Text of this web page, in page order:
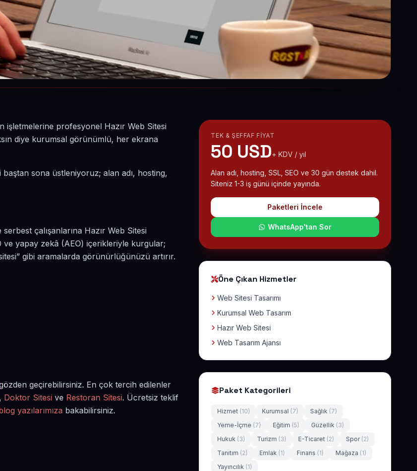
işletmelerine profesyonel Hazır Web Sitesi
diye kurumsal görünümlü, her ekrana
sona üstleniyoruz; alan adı, hosting,
çalışanlarına Hazır Web Sitesi
yapay zekâ (AEO) içerikleriyle kurgular;
gibi aramalarda görünürlüğünüzü artırır.
geçirebilirsiniz. En çok tercih edilenler
, Doktor Sitesi ve Restoran Sitesi. Ücretsiz teklif
yazılarımıza bakabilirsiniz.
TEK & ŞEFFAF FIYAT
50 USD+ KDV / yıl
Alan adı, hosting, SSL, SEO ve 30 gün destek dahil.
Siteniz 1-3 iş günü içinde yayında.
Paketleri İncele
WhatsApp'tan Sor
Öne Çıkan Hizmetler
Web Sitesi Tasarımı
Kurumsal Web Tasarım
Hazır Web Sitesi
Web Tasarım Ajansı
Paket Kategorileri
Hizmet (10) Kurumsal (7) Sağlık (7)
Yeme-İçme (7) Eğitim (5) Güzellik (3)
Hukuk (3) Turizm (3) E-Ticaret (2) Spor (2)
Tanıtım (2) Emlak (1) Finans (1) Mağaza (1)
Yayıncılık (1)